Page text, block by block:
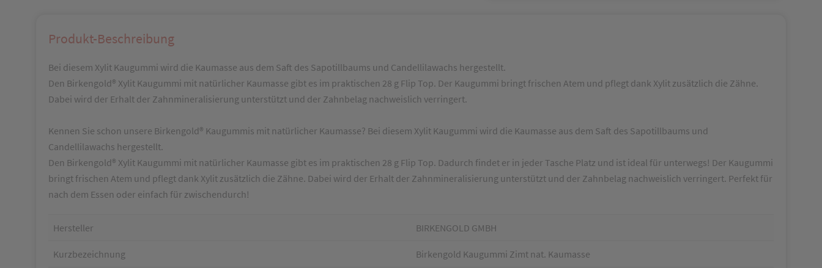
Produkt-Beschreibung
Bei diesem Xylit Kaugummi wird die Kaumasse aus dem Saft des Sapotillbaums und Candellilawachs hergestellt.
Den Birkengold® Xylit Kaugummi mit natürlicher Kaumasse gibt es im praktischen 28 g Flip Top. Der Kaugummi bringt frischen Atem und pflegt dank Xylit zusätzlich die Zähne.
Dabei wird der Erhalt der Zahnmineralisierung unterstützt und der Zahnbelag nachweislich verringert.
Kennen Sie schon unsere Birkengold® Kaugummis mit natürlicher Kaumasse? Bei diesem Xylit Kaugummi wird die Kaumasse aus dem Saft des Sapotillbaums und
Candellilawachs hergestellt.
Den Birkengold® Xylit Kaugummi mit natürlicher Kaumasse gibt es im praktischen 28 g Flip Top. Dadurch findet er in jeder Tasche Platz und ist ideal für unterwegs! Der Kaugummi
bringt frischen Atem und pflegt dank Xylit zusätzlich die Zähne. Dabei wird der Erhalt der Zahnmineralisierung unterstützt und der Zahnbelag nachweislich verringert. Perfekt für
nach dem Essen oder einfach für zwischendurch!
Hersteller BIRKENGOLD GMBH
Kurzbezeichnung Birkengold Kaugummi Zimt nat. Kaumasse